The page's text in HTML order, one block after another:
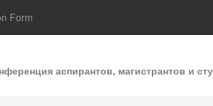
Form
аспирантов, магистрантов и